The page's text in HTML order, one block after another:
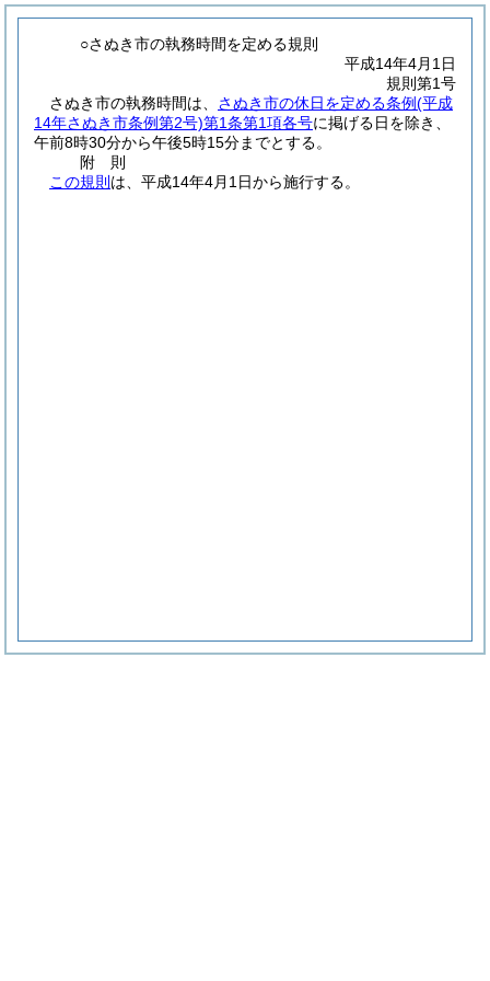
○さぬき市の執務時間を定める規則
平成14年4月1日
規則第1号
さぬき市の執務時間は、 さぬき市の休日を定める条例(平成
14年さぬき市条例第2号)第1条第1項各号に掲げる日を除き、
午前8時30分から午後5時15分までとする。
附 則
この規則 は、平成14年4月1日から施行する。